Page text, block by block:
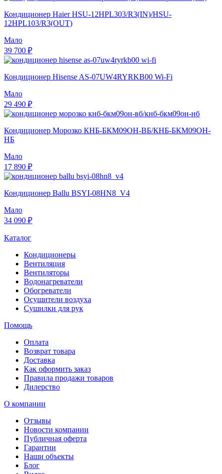
Кондиционер Haier HSU-12HPL303/R3(IN)/HSU-
12HPL103/R3(OUT)
Мало
39 700 ₽
Кондиционер Hisense AS-07UW4RYRKB00 Wi-Fi
Мало
29 490 ₽
Кондиционер Морозко КНБ-БКМ09ОН-ВБ/КНБ-БКМ09ОН-
НБ
Мало
17 890 ₽
Кондиционер Ballu BSYI-08HN8_V4
Мало
34 090 ₽
Каталог
Кондиционеры
Вентиляция
Вентиляторы
Водонагреватели
Обогреватели
Осушители воздуха
Сушилки для рук
Помощь
Оплата
Возврат товара
Доставка
Как оформить заказ
Правила продажи товаров
Дилерство
О компании
Отзывы
Новости компании
Публичная оферта
Гарантии
Наши объекты
Блог